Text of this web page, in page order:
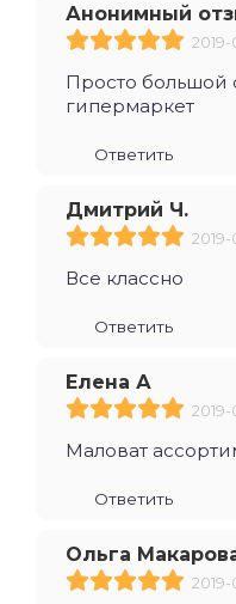
Анонимный
Просто большой
гипермаркет
Ответить
Дмитрий Ч.
2019-
Все классно
Ответить
Елена А
2019-
Маловат
Ответить
Ольга
2019-